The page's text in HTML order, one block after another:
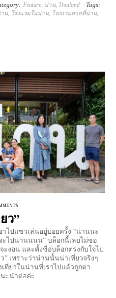
Feature น่าน Thailand Tags:
น โรงแรมในน่าน โรงแรมสวยที่น่าน
ว”
าไปแซวเล่นอยู่บ่อยครั้ง “น่านนะ
ะไปน่านนนน” บล็อกนี้เลยไม่ขอ
ะงอน และตั้งชื่อบล็อกตรงกับใจไป
” เพราะว่าน่านนั้นน่าเที่ยวจริงๆ
ที่ยวในน่านที่เราไปแล้วถูกตา
นะนำต่อค่ะ